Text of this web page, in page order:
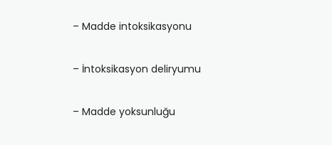
– Madde intoksikasyonu
– İntoksikasyon deliryumu
– Madde yoksunluğu